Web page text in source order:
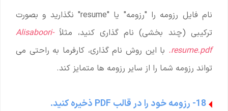
نام فایل رزومه را "رزومه" یا "resume" نگذارید و بصورت
ترکیبی (چند بخشی) نام گذاری کنید، مثلاًAlisaboori-
resume.pdf. با این روش نام گذاری، کارفرما به راحتی می
تواند رزومه شما را از سایر رزومه ها متمایز کند.
18- رزومه خود را در قالب PDF ذخیره کنید.